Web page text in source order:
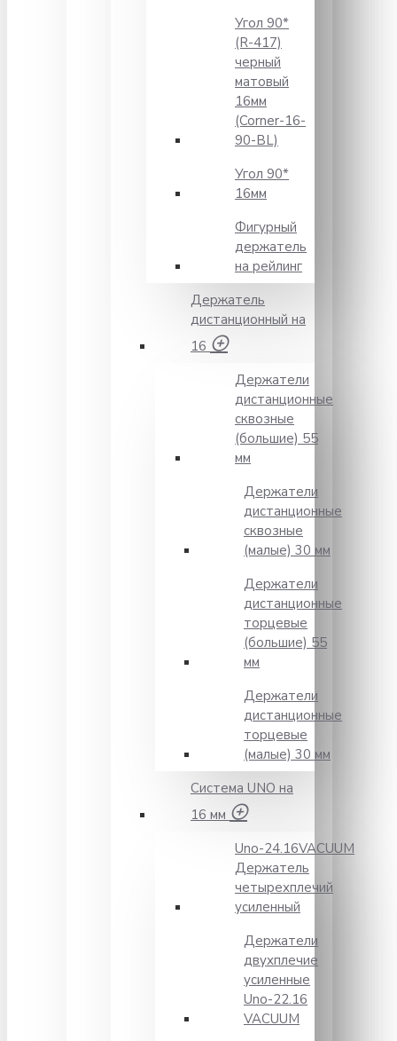
Угол 90*
(R-417)
черный
матовый
16мм
(Corner-16-
90-BL)
Угол 90*
16мм
Фигурный
держатель
на рейлинг
Держатель
дистанционный на
16
Держатели
дистанционные
сквозные
(большие) 55
мм
Держатели
дистанционные
сквозные
(малые) 30 мм
Держатели
дистанционные
торцевые
(большие) 55
мм
Держатели
дистанционные
торцевые
(малые) 30 мм
Система UNO на
16 мм
Unо-24.16VACUUM
Держатель
четырехплечий
усиленный
Держатели
двухплечие
усиленные
Unо-22.16
VACUUM